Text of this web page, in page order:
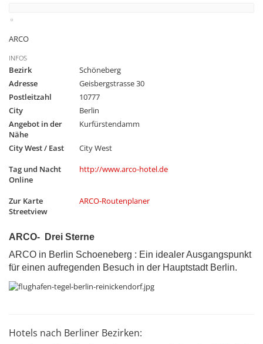
ARCO
INFOS
Bezirk
Schöneberg
Adresse
Geisbergstrasse 30
Postleitzahl
10777
City
Berlin
Angebot in der
Nähe
Kurfürstendamm
City West / East
City West
Tag und Nacht
Online
http://www.arco-hotel.de
Zur Karte
Streetview
ARCO-Routenplaner
ARCO- Drei Sterne
ARCO in Berlin Schoeneberg : Ein idealer Ausgangspunkt
für einen aufregenden Besuch in der Hauptstadt Berlin.
Hotels nach Berliner Bezirken: